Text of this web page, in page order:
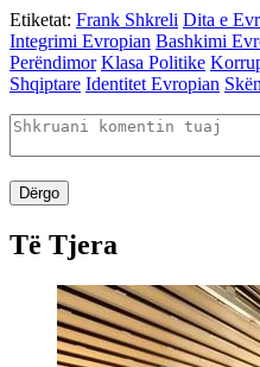
Etiketat: Frank Shkreli Dita e
Integrimi Evropian Bashkimi
Perëndimor Klasa Politike
Shqiptare Identitet Evropian
Dërgo
Të Tjera